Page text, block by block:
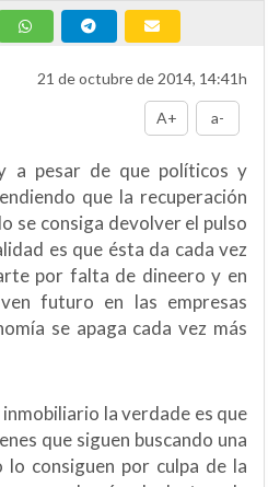
21 de octubre de 2014, 14:41h
A+ a-
a pesar de que políticos y
que la recuperación
se consiga devolver el pulso
es que ésta da cada vez
por falta de dineero y en
futuro en las empresas
se apaga cada vez más
la verdade es que
que siguen buscando una
consiguen por culpa de la